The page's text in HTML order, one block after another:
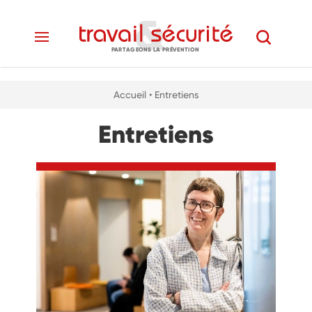
PARTAGEONS LA PRÉVENTION
Accueil • Entretiens
Entretiens